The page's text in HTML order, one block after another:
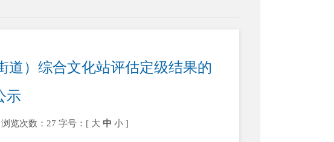
道）综合文化站评估定级结果的
示
浏览次数：27 字号：[ 大 中 小 ]